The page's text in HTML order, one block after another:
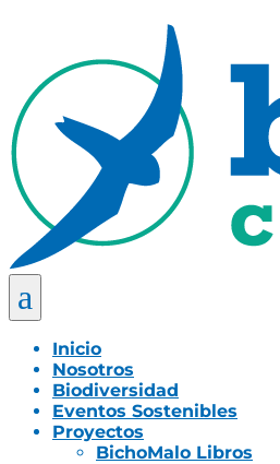
a
Inicio
Nosotros
Biodiversidad
Eventos Sostenibles
Proyectos
BichoMalo Libros